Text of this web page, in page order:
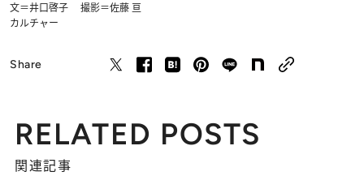
文＝井口啓子 撮影＝佐藤 亘
カルチャー
Share
RELATED POSTS
関連記事